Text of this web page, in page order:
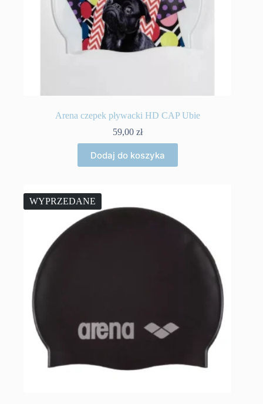
Arena czepek pływacki HD CAP Ubie
59,00 zł
Dodaj do koszyka
WYPRZEDANE